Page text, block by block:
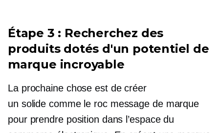
Étape 3 : Recherchez des
produits dotés d'un potentiel de
marque incroyable
La prochaine chose est de créer
un solide comme le rocmessage de marque
pour prendre position dans l’espace du